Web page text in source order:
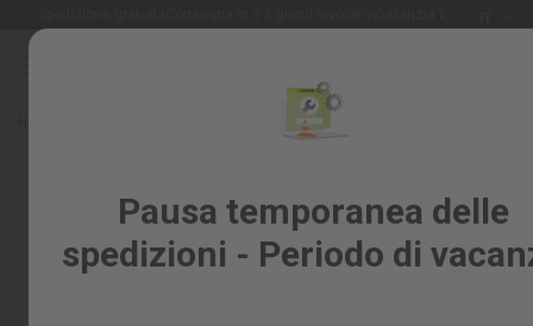
Pausa temporanea delle
spedizioni - Periodo di
Salta
Giardino
Ricambi per motoseghe